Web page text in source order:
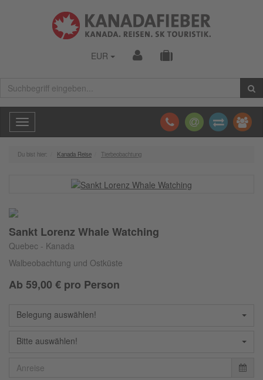
EUR
Toggle
navigation
Du bist hier: Kanada Reise Tierbeobachtung
Sankt Lorenz Whale Watching
Quebec - Kanada
Walbeobachtung und Ostküste
Ab 59,00 € pro Person
Belegung auswählen!
Bitte auswählen!